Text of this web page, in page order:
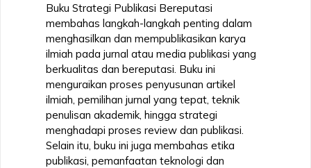
Buku Strategi Publikasi Bereputasi
membahas langkah-langkah penting dalam
menghasilkan dan mempublikasikan karya
ilmiah pada jurnal atau media publikasi yang
berkualitas dan bereputasi. Buku ini
menguraikan proses penyusunan artikel
ilmiah, pemilihan jurnal yang tepat, teknik
penulisan akademik, hingga strategi
menghadapi proses review dan publikasi.
Selain itu, buku ini juga membahas etika
publikasi, pemanfaatan teknologi dan